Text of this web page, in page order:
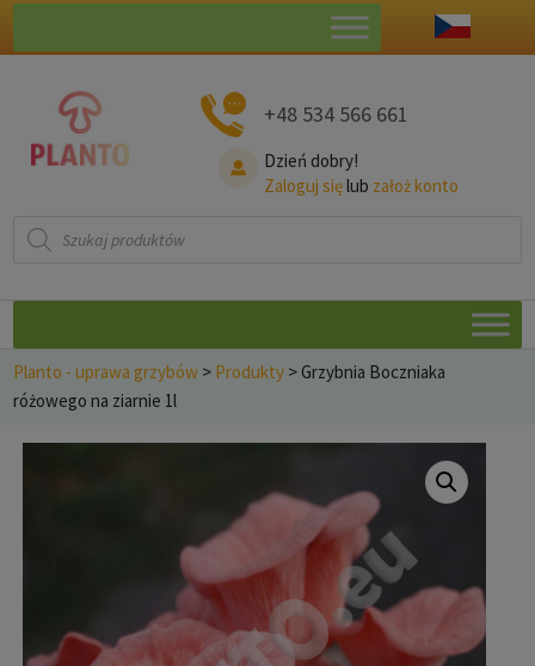
+48 534 566 661
Dzień dobry!
Zaloguj sięlub założ konto
Wyszukiwarka
produktów
Planto - uprawa grzybów > Produkty > Grzybnia Boczniaka
różowego na ziarnie 1l